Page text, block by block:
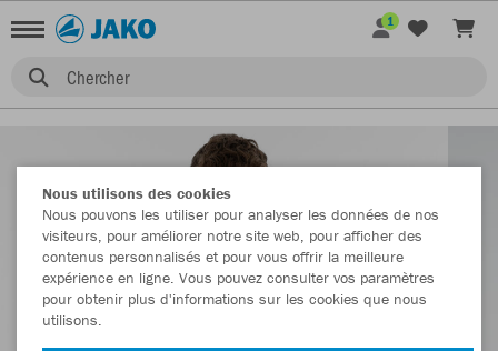
Chercher
1
Nous utilisons des cookies
Nous pouvons les utiliser pour analyser les données de nos
visiteurs, pour améliorer notre site web, pour afficher des
contenus personnalisés et pour vous offrir la meilleure
expérience en ligne. Vous pouvez consulter vos paramètres
pour obtenir plus d'informations sur les cookies que nous
utilisons.